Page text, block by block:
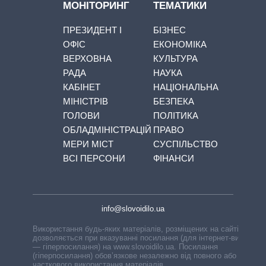
МОНІТОРИНГ
ПРЕЗИДЕНТ І
ОФІС
ВЕРХОВНА
РАДА
КАБІНЕТ
МІНІСТРІВ
ГОЛОВИ
ОБЛАДМІНІСТРАЦІЙ
МЕРИ МІСТ
ВСІ ПЕРСОНИ
ТЕМАТИКИ
БІЗНЕС
ЕКОНОМІКА
КУЛЬТУРА
НАУКА
НАЦІОНАЛЬНА
БЕЗПЕКА
ПОЛІТИКА
ПРАВО
СУСПІЛЬСТВО
ФІНАНСИ
info@slovoidilo.ua
Використання будь-яких матеріалів, розміщених на сайті,
дозволяється при вказуванні посилання (для інтернет-видань
— гіперпосилання) на www.slovoidilo.ua. Посилання
(гіперпосилання) обов’язкове незалежно від повного або